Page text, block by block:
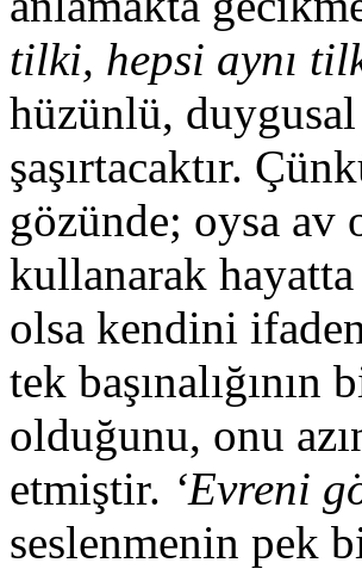
tilki, hepsi aynı
hüzünlü, duygusal
şaşırtacaktır.
gözünde; oysa av
kullanarak
olsa kendini
tek
olduğunu, onu
etmiştir. ‘Evreni
seslenmenin pek